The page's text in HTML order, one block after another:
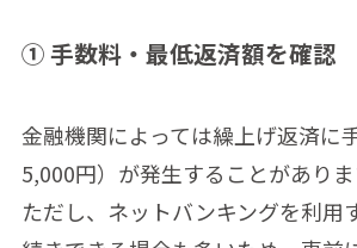
① 手数料・最低返済額を確認
金融機関によっては繰上げ返済に
5,000円）が発生することがありま
ただし、ネットバンキングを利用